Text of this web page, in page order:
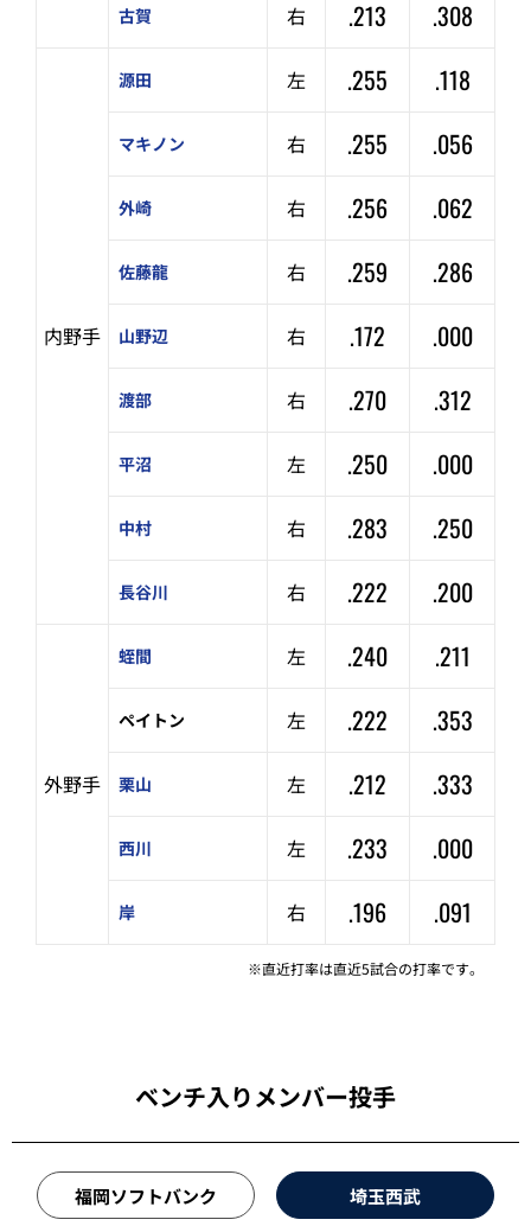
古賀 右 .213 .308
内野手
源田 左 .255 .118
マキノン 右 .255 .056
外崎 右 .256 .062
佐藤龍 右 .259 .286
山野辺 右 .172 .000
渡部 右 .270 .312
平沼 左 .250 .000
中村 右 .283 .250
長谷川 右 .222 .200
外野手
蛭間 左 .240 .211
ペイトン 左 .222 .353
栗山 左 .212 .333
西川 左 .233 .000
岸 右 .196 .091
※直近打率は直近5試合の打率です。
ベンチ入りメンバー投手
福岡ソフトバンク 埼玉西武